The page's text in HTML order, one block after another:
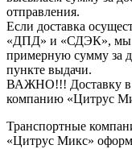
отправления.
Если доставка
«ДПД» и «СДЭК», мы
примерную сумму за
пункте выдачи.
ВАЖНО!!! Доставку в
компанию «Цитрус
Транспортные
«Цитрус Микс»